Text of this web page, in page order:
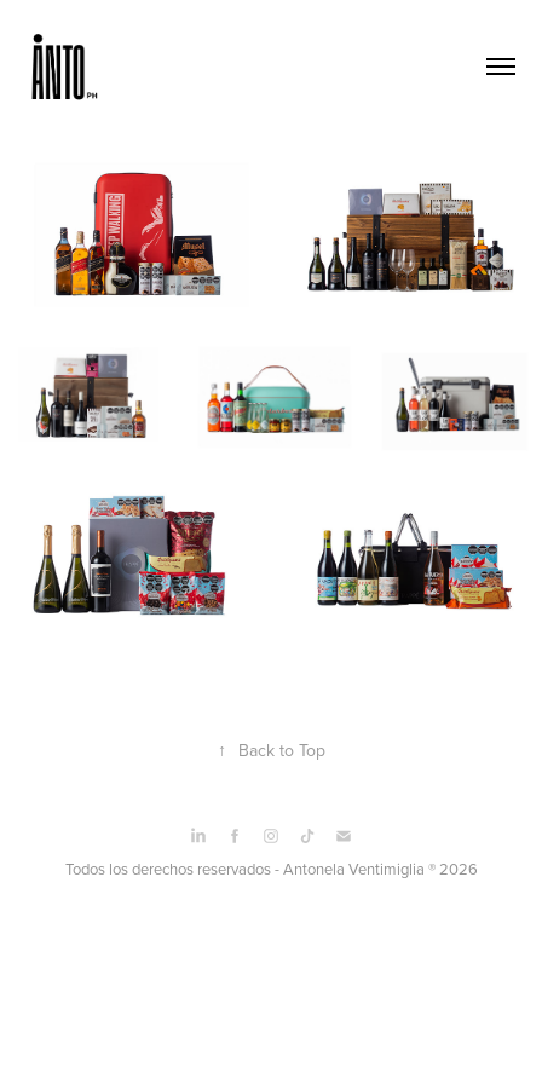
↑ Back to Top
Todos los derechos reservados - Antonela Ventimiglia ® 2026